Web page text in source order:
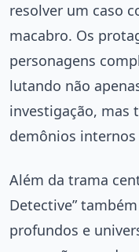
resolver um caso
macabro. Os
personagens
lutando não
investigação, mas
demônios
Além da trama
Detective”
profundos e